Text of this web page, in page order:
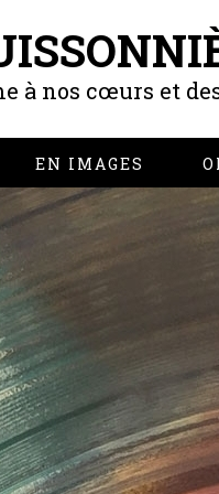
à nos cœurs et
EN IMAGES